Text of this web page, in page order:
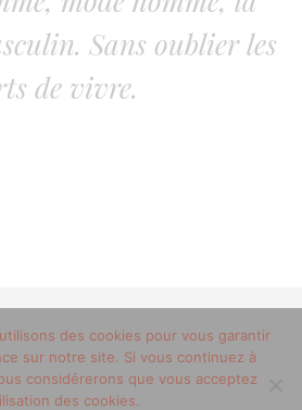
Sans oublier les
de vivre.
trucsdemec.fr - blog lifestyle
Tous droits réservés
Mentions Légales
des cookies pour vous garantir
sur notre site. Si vous continuez à
considérerons que vous acceptez
des cookies.